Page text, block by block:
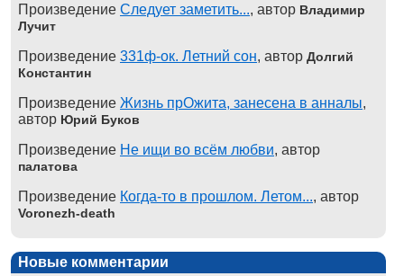
Произведение Следует заметить..., автор Владимир
Лучит
Произведение 331ф-ок. Летний сон, автор Долгий
Константин
Произведение Жизнь прОжита, занесена в анналы,
автор Юрий Буков
Произведение Не ищи во всём любви, автор
палатова
Произведение Когда-то в прошлом. Летом..., автор
Voronezh-death
Новые комментарии